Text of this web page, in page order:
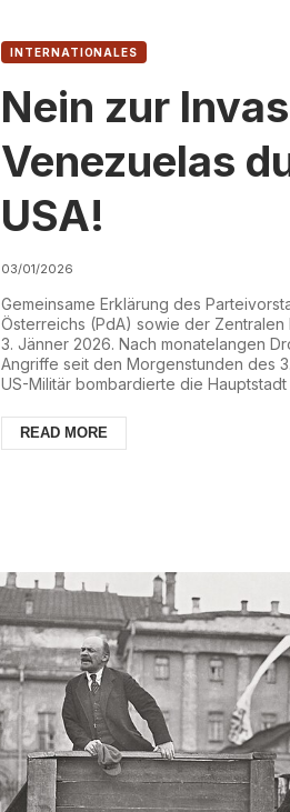
INTERNATIONALES
Nein zur
Venezuelas
USA!
03/01/2026
Gemeinsame Erklärung des
Österreichs (PdA) sowie der
3. Jänner 2026. Nach monatelangen
Angriffe seit den Morgenstunden des
US-Militär bombardierte die
die Stadt. Nach bislang vorliegenden
Angriffe gegen Flughäfen und ande...
READ MORE